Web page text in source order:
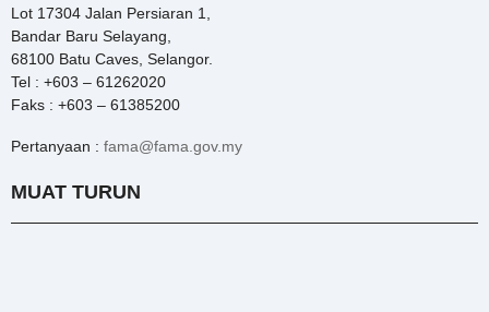
Lot 17304 Jalan Persiaran 1,
Bandar Baru Selayang,
68100 Batu Caves, Selangor.
Tel : +603 – 61262020
Faks : +603 – 61385200
Pertanyaan : fama@fama.gov.my
MUAT TURUN